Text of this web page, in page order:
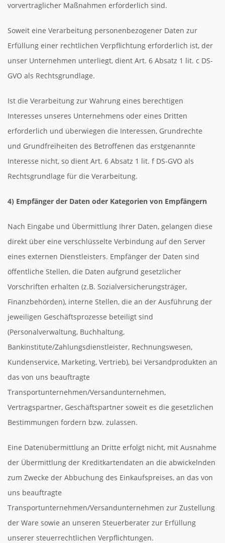
vorvertraglicher Maßnahmen erforderlich sind.
Soweit eine Verarbeitung personenbezogener Daten zur
Erfüllung einer rechtlichen Verpflichtung erforderlich ist, der
unser Unternehmen unterliegt, dient Art. 6 Absatz 1 lit. c DS-
GVO als Rechtsgrundlage.
Ist die Verarbeitung zur Wahrung eines berechtigen
Interesses unseres Unternehmens oder eines Dritten
erforderlich und überwiegen die Interessen, Grundrechte
und Grundfreiheiten des Betroffenen das erstgenannte
Interesse nicht, so dient Art. 6 Absatz 1 lit. f DS-GVO als
Rechtsgrundlage für die Verarbeitung.
4) Empfänger der Daten oder Kategorien von Empfängern
Nach Eingabe und Übermittlung Ihrer Daten, gelangen diese
direkt über eine verschlüsselte Verbindung auf den Server
eines externen Dienstleisters. Empfänger der Daten sind
öffentliche Stellen, die Daten aufgrund gesetzlicher
Vorschriften erhalten (z.B. Sozialversicherungsträger,
Finanzbehörden), interne Stellen, die an der Ausführung der
jeweiligen Geschäftsprozesse beteiligt sind
(Personalverwaltung, Buchhaltung,
Bankinstitute/Zahlungsdienstleister, Rechnungswesen,
Kundenservice, Marketing, Vertrieb), bei Versandprodukten an
das von uns beauftragte
Transportunternehmen/Versandunternehmen,
Vertragspartner, Geschäftspartner soweit es die gesetzlichen
Bestimmungen fordern bzw. zulassen.
Eine Datenübermittlung an Dritte erfolgt nicht, mit Ausnahme
der Übermittlung der Kreditkartendaten an die abwickelnden
zum Zwecke der Abbuchung des Einkaufspreises, an das von
uns beauftragte
Transportunternehmen/Versandunternehmen zur Zustellung
der Ware sowie an unseren Steuerberater zur Erfüllung
unserer steuerrechtlichen Verpflichtungen.